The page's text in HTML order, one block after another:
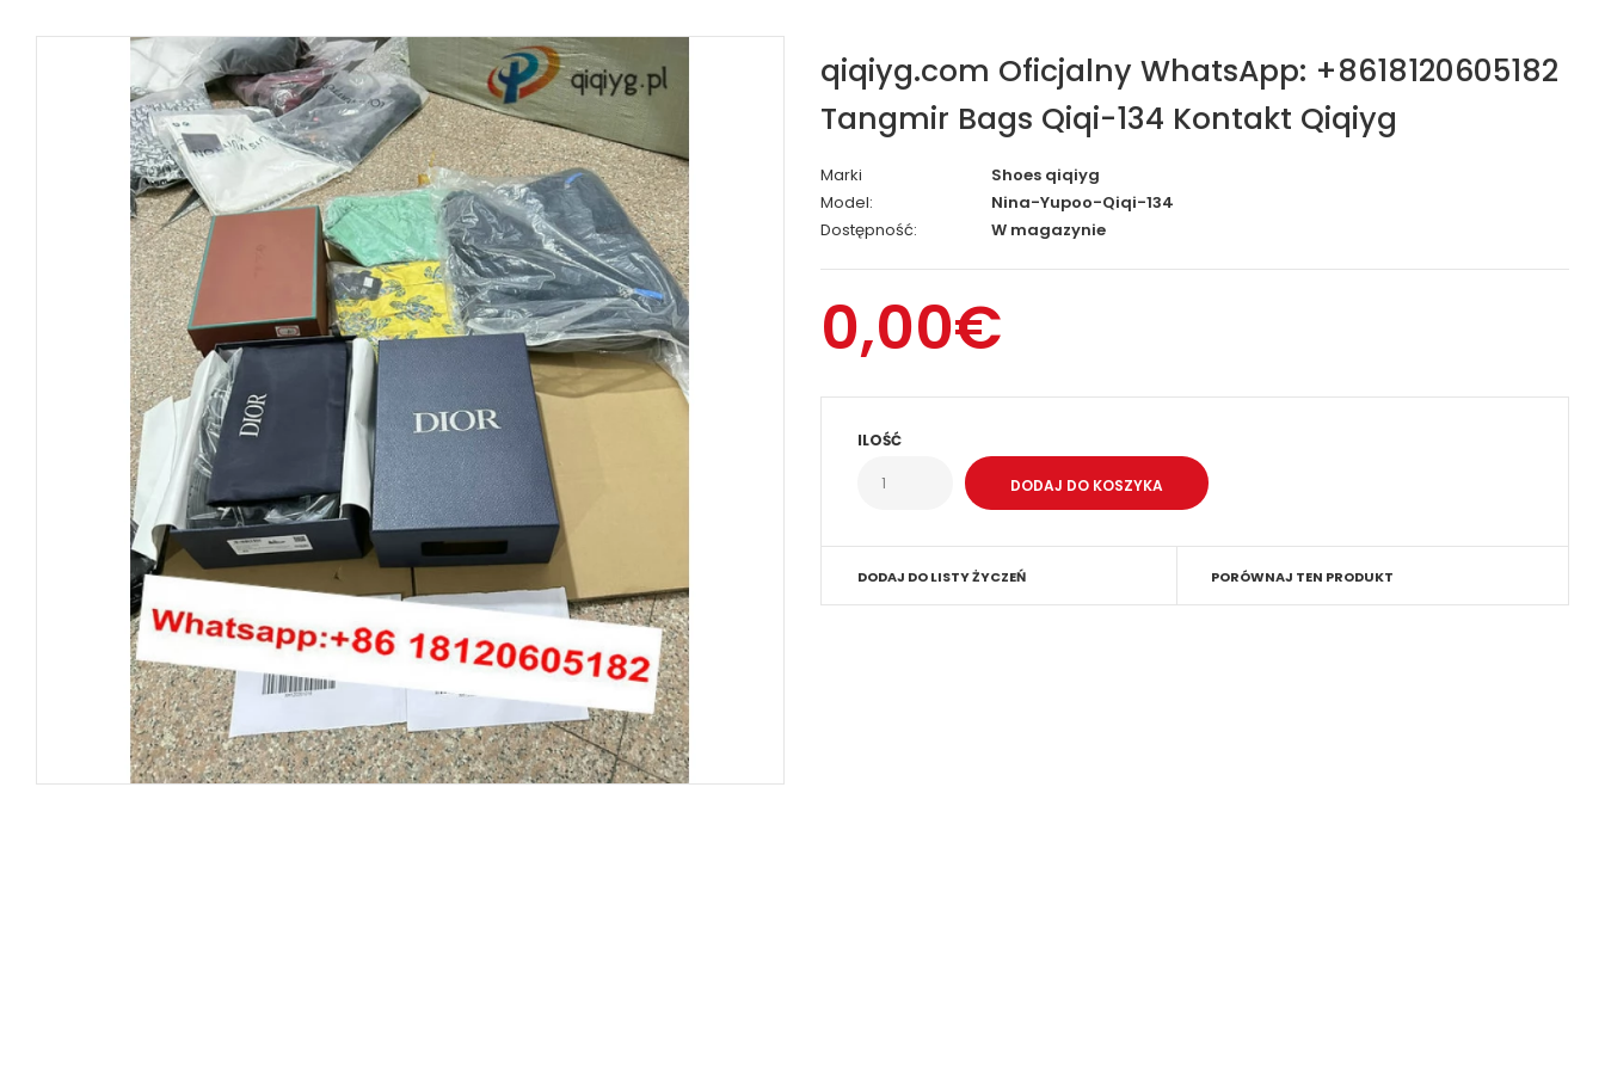
qiqiyg.com Oficjalny WhatsApp: +8618120605182
Tangmir Bags Qiqi-134 Kontakt Qiqiyg
Marki
Shoes qiqiyg
Model:
Nina-Yupoo-Qiqi-134
Dostępność:
W magazynie
0,00€
ILOŚĆ
DODAJ DO LISTY ŻYCZEŃ PORÓWNAJ TEN PRODUKT